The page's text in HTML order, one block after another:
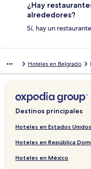
¿Hay
alrededores?
Sí, hay un
Hoteles en Belgrado
Destinos principales
Hoteles en Estados Unidos
Hoteles en República
Hoteles en México